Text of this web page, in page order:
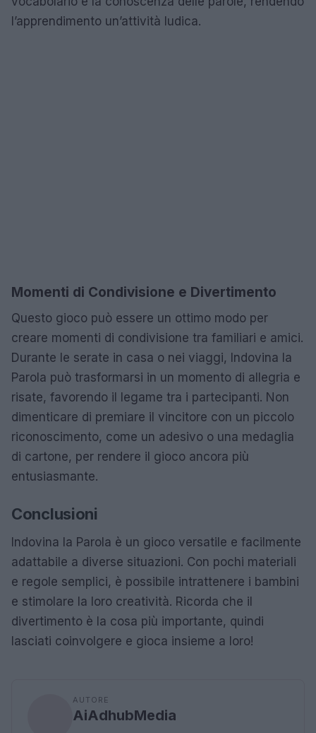
l’apprendimento un’attività ludica.
Momenti di Condivisione e Divertimento
Questo gioco può essere un ottimo modo per
creare momenti di condivisione tra familiari e amici.
Durante le serate in casa o nei viaggi, Indovina la
Parola può trasformarsi in un momento di allegria e
risate, favorendo il legame tra i partecipanti. Non
dimenticare di premiare il vincitore con un piccolo
riconoscimento, come un adesivo o una medaglia
di cartone, per rendere il gioco ancora più
entusiasmante.
Conclusioni
Indovina la Parola è un gioco versatile e facilmente
adattabile a diverse situazioni. Con pochi materiali
e regole semplici, è possibile intrattenere i bambini
e stimolare la loro creatività. Ricorda che il
divertimento è la cosa più importante, quindi
lasciati coinvolgere e gioca insieme a loro!
AUTORE
AiAdhubMedia